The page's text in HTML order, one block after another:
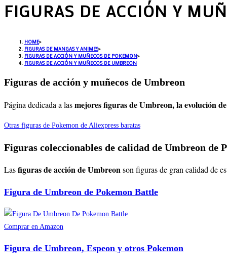
FIGURAS DE ACCIÓN Y
HOME>
FIGURAS DE MANGAS Y ANIMES>
FIGURAS DE ACCIÓN Y MUÑECOS DE POKEMON>
FIGURAS DE ACCIÓN Y MUÑECOS DE UMBREON
Figuras de acción y muñecos de Umbreon
Página dedicada a lasmejores figuras de Umbreon, la evolución
Otras figuras de Pokemon de Aliexpress baratas
Figuras coleccionables de calidad de Umbreon de
Lasfiguras de acción de Umbreonson figuras de gran calidad de
Figura de Umbreon de Pokemon Battle
Comprar en Amazon
Figura de Umbreon, Espeon y otros Pokemon